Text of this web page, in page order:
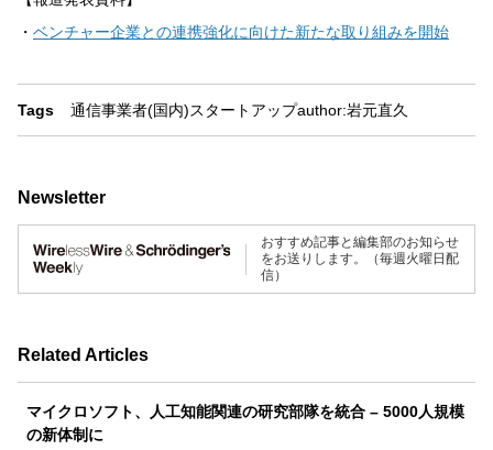
・ ベンチャー企業との連携強化に向けた新たな取り組みを開始
Tags 通信事業者(国内)スタートアップauthor:岩元直久
Newsletter
おすすめ記事と編集部のお知らせ
をお送りします。（毎週火曜日配
信）
Related Articles
マイクロソフト、人工知能関連の研究部隊を統合 – 5000人規模
の新体制に